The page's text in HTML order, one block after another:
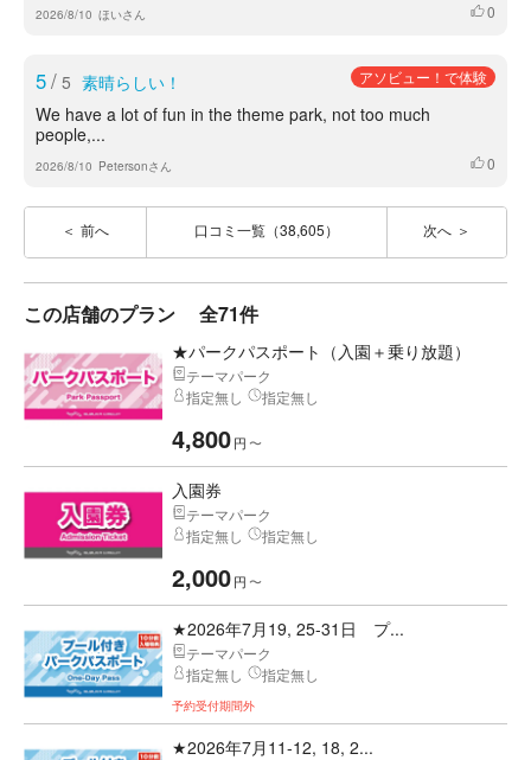
2026/8/10 ほいさん いいね
0
5/ 5 素晴らしい！ アソビュー！で体験
We have a lot of fun in the theme park, not too much
people,...
2026/8/10 Petersonさん いいね
0
前へ 口コミ一覧（38,605） 次へ
この店舗のプラン 全71件
★パークパスポート（入園＋乗り放題）
テーマパーク
指定無し
指定無し
4,800円 〜
入園券
テーマパーク
指定無し
指定無し
2,000円 〜
★2026年7月19, 25-31日 プ...
テーマパーク
指定無し
指定無し
予約受付期間外
★2026年7月11-12, 18, 2...